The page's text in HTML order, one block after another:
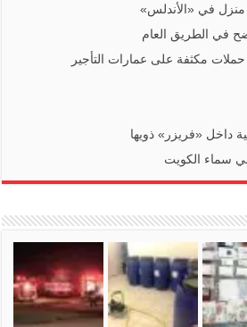
في «الأندلس»
في الطريق العام
مكثفة على عمارات التأجير
داخل «فريزر» ذويها
سماء الكويت